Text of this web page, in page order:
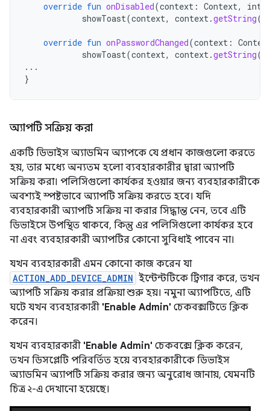
override fun onDisabled(context : Context,
showToast(context, context.getString(
override fun onPasswordChanged(context :
showToast(context, context.getString(
...
}
অ্যাপটি সক্রিয় করা
একটি ডিভাইস অ্যাডমিন অ্যাপকে যে প্রধান কাজগুলো করতে
হয়, তার মধ্যে অন্যতম হলো ব্যবহারকারীর দ্বারা অ্যাপটি
সক্রিয় করা। পলিসিগুলো কার্যকর হওয়ার জন্য ব্যবহারকারীকে
অবশ্যই স্পষ্টভাবে অ্যাপটি সক্রিয় করতে হবে। যদি
ব্যবহারকারী অ্যাপটি সক্রিয় না করার সিদ্ধান্ত নেন, তবে এটি
ডিভাইসে উপস্থিত থাকবে, কিন্তু এর পলিসিগুলো কার্যকর হবে
না এবং ব্যবহারকারী অ্যাপটির কোনো সুবিধাই পাবেন না।
যখন ব্যবহারকারী এমন কোনো কাজ করেন যা
ACTION_ADD_DEVICE_ADMIN ইন্টেন্টটিকে ট্রিগার করে, তখন
অ্যাপটি সক্রিয় করার প্রক্রিয়া শুরু হয়। নমুনা অ্যাপটিতে, এটি
ঘটে যখন ব্যবহারকারী 'Enable Admin' চেকবক্সটিতে ক্লিক
করেন।
যখন ব্যবহারকারী 'Enable Admin' চেকবক্সে ক্লিক করেন,
তখন ডিসপ্লেটি পরিবর্তিত হয়ে ব্যবহারকারীকে ডিভাইস
অ্যাডমিন অ্যাপটি সক্রিয় করার জন্য অনুরোধ জানায়, যেমনটি
চিত্র ২-এ দেখানো হয়েছে।